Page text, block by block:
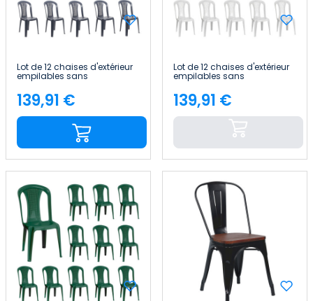
Lot de 12 chaises d'extérieur
empilables sans
accoudoirs Napoli 42 x 49 x
88 cm 7house
Price
139,91 €
Lot de 12 chaises d'extérieur
empilables sans
accoudoirs Napoli 42 x 49 x
88 cm 7house
Price
139,91 €